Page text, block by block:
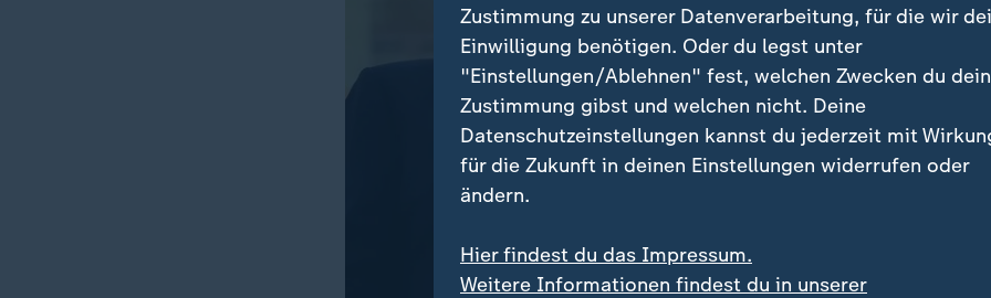
Zustimmung zu unserer Datenverarbeitung, für die wir
Einwilligung benötigen. Oder du legst unter
"Einstellungen/Ablehnen" fest, welchen Zwecken du
Zustimmung gibst und welchen nicht. Deine
Datenschutzeinstellungen kannst du jederzeit mit
für die Zukunft in deinen Einstellungen widerrufen oder
ändern.
Hier findest du das Impressum.
Weitere Informationen findest du in unserer